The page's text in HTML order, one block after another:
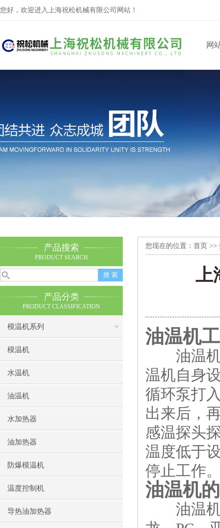
您好，欢迎进入上海祝松机械有限公司网站！
网
产品搜索
PRODUCT SEARCH
产品分类
PRODUCT CLASSIFICATION
模温机系列
模温机
水温机
油温机
水加热器
油加热器
防爆模温机
温度控制机
导热油加热器
您现在的位置： 首页 >>
上
油温机
油温机
温机自身
循环泵打
出来后，
感温探头
温度低于
停止工作
油温机
油温机